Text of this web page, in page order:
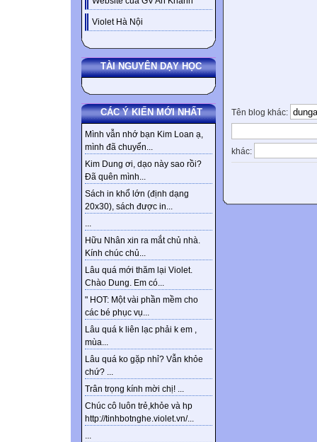
Violet Hà Nội
TÀI NGUYÊN DẠY HỌC
CÁC Ý KIẾN MỚI NHẤT
Mình vẫn nhớ bạn Kim Loan ạ,
mình đã chuyển...
Kim Dung ơi, dạo này sao rồi?
Đã quên mình...
Sách in khổ lớn (định dạng
20x30), sách được in...
...
Hữu Nhân xin ra mắt chủ nhà.
Kính chúc chủ...
Lâu quá mới thăm lại Violet.
Chào Dung. Em có...
" HOT: Một vài phần mềm cho
các bé phục vụ...
Lâu quá k liên lạc phải k em ,
mùa...
Lâu quá ko gặp nhỉ? Vẫn khỏe
chứ? ...
Trân trọng kính mời chị! ...
Chúc cô luôn trẻ,khỏe và hp
http://tinhbotnghe.violet.vn/...
...
Tên blog khác:
khác: